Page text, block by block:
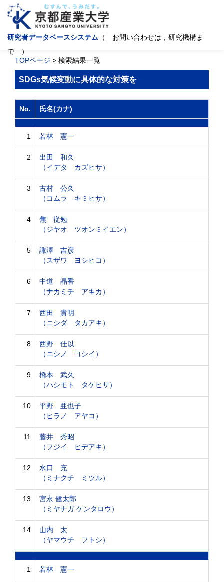
研究者データベースシステム （ お問い合わせは，研究機構ま
で ）
TOPページ > 検索結果一覧
SDGs気候変動に具体的な対策を
No. 氏名(カナ)
1 若林 憲一
2
出田 和久
（イデタ カズヒサ）
3
古村 公久
（コムラ キミヒサ）
4
焦 従勉
（ジヤオ ツオンミイエン）
5
諏澤 吉彦
（スザワ ヨシヒコ）
6
中道 晶香
（ナカミチ アキカ）
7
西田 貴明
（ニシダ タカアキ）
8
西野 佳以
（ニシノ ヨシイ）
9
橋本 武久
（ハシモト タケヒサ）
10
平野 亜也子
（ヒラノ アヤコ）
11
藤井 秀昭
（フジイ ヒデアキ）
12
水口 充
（ミナクチ ミツル）
13
宮永 健太郎
（ミヤナガ ケンタロウ）
14
山内 太
（ヤマウチ フトシ）
1 若林 憲一